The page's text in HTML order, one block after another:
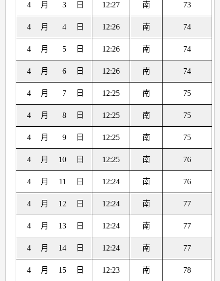
4 月 3 日 12:27 南 73
4 月 4 日 12:26 南 74
4 月 5 日 12:26 南 74
4 月 6 日 12:26 南 74
4 月 7 日 12:25 南 75
4 月 8 日 12:25 南 75
4 月 9 日 12:25 南 75
4 月 10 日 12:25 南 76
4 月 11 日 12:24 南 76
4 月 12 日 12:24 南 77
4 月 13 日 12:24 南 77
4 月 14 日 12:24 南 77
4 月 15 日 12:23 南 78